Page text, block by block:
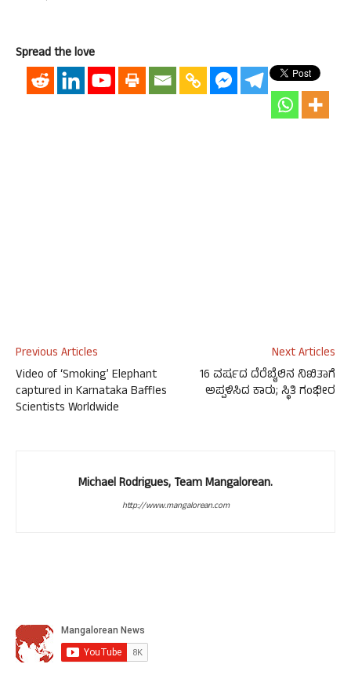
Spread the love
Previous Articles
Video of ‘Smoking’ Elephant
captured in Karnataka Baffles
Scientists Worldwide
Next Articles
16 ವರ್ಷದ ದೆರೆಬೈಲಿನ ನಿಖಿತಾಗೆ
ಅಪ್ಪಳಿಸಿದ ಕಾರು; ಸ್ಥಿತಿ ಗಂಭೀರ
Michael Rodrigues, Team Mangalorean.
http://www.mangalorean.com